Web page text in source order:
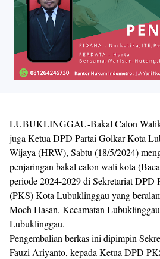
LUBUKLINGGAU-Bakal Calon
juga Ketua DPD Partai Golkar Kota
Wijaya (HRW), Sabtu (18/5/2024)
penjaringan bakal calon wali kota
periode 2024-2029 di Sekretariat DPD
(PKS) Kota Lubuklinggau yang
Moch Hasan, Kecamatan
Lubuklinggau.
Pengembalian berkas ini dipimpin
Fauzi Ariyanto, kepada Ketua DPD